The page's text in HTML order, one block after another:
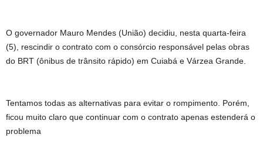
O governador Mauro Mendes (União) decidiu, nesta quarta-feira
(5), rescindir o contrato com o consórcio responsável pelas obras
do BRT (ônibus de trânsito rápido) em Cuiabá e Várzea Grande.
Tentamos todas as alternativas para evitar o rompimento. Porém,
ficou muito claro que continuar com o contrato apenas estenderá o
problema